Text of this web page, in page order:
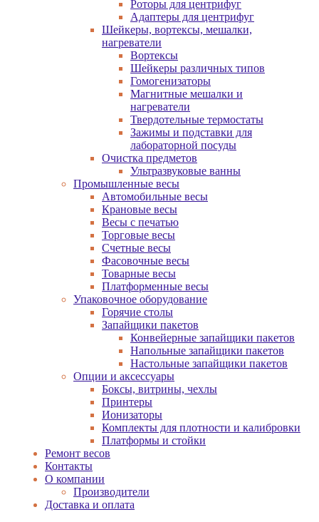
Роторы для центрифуг
Адаптеры для центрифуг
Шейкеры, вортексы, мешалки,
нагреватели
Вортексы
Шейкеры различных типов
Гомогенизаторы
Магнитные мешалки и
нагреватели
Твердотельные термостаты
Зажимы и подставки для
лабораторной посуды
Очистка предметов
Ультразвуковые ванны
Промышленные весы
Автомобильные весы
Крановые весы
Весы с печатью
Торговые весы
Счетные весы
Фасовочные весы
Товарные весы
Платформенные весы
Упаковочное оборудование
Горячие столы
Запайщики пакетов
Конвейерные запайщики пакетов
Напольные запайщики пакетов
Настольные запайщики пакетов
Опции и аксессуары
Боксы, витрины, чехлы
Принтеры
Ионизаторы
Комплекты для плотности и калибровки
Платформы и стойки
Ремонт весов
Контакты
О компании
Производители
Доставка и оплата